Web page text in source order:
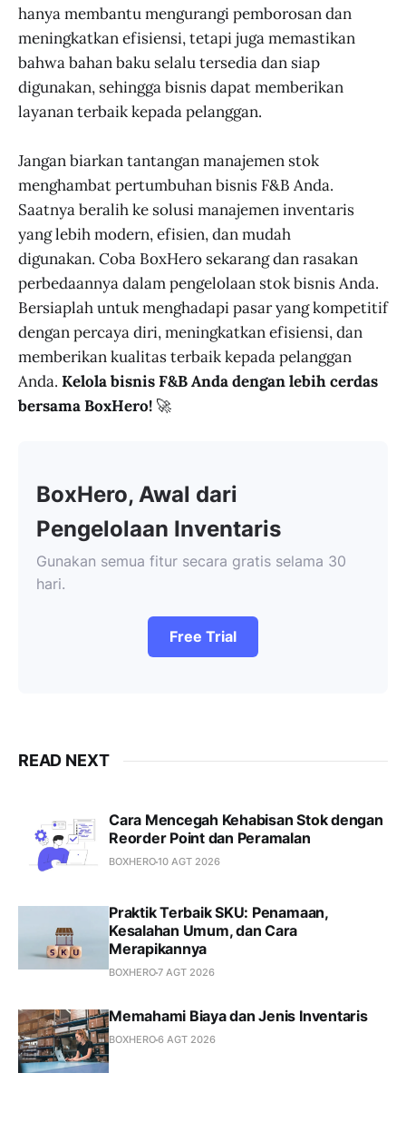
hanya membantu mengurangi pemborosan dan
meningkatkan efisiensi, tetapi juga memastikan
bahwa bahan baku selalu tersedia dan siap
digunakan, sehingga bisnis dapat memberikan
layanan terbaik kepada pelanggan.
Jangan biarkan tantangan manajemen stok
menghambat pertumbuhan bisnis F&B Anda.
Saatnya beralih ke solusi manajemen inventaris
yang lebih modern, efisien, dan mudah
digunakan. Coba BoxHero sekarang dan rasakan
perbedaannya dalam pengelolaan stok bisnis Anda.
Bersiaplah untuk menghadapi pasar yang kompetitif
dengan percaya diri, meningkatkan efisiensi, dan
memberikan kualitas terbaik kepada pelanggan
Anda. Kelola bisnis F&B Anda dengan lebih cerdas
bersama BoxHero! 🚀
BoxHero, Awal dari
Pengelolaan Inventaris
Gunakan semua fitur secara gratis selama 30
hari.
Free Trial
READ NEXT
Cara Mencegah Kehabisan Stok dengan
Reorder Point dan Peramalan
BOXHERO10 AGT 2026
Praktik Terbaik SKU: Penamaan,
Kesalahan Umum, dan Cara
Merapikannya
BOXHERO7 AGT 2026
Memahami Biaya dan Jenis Inventaris
BOXHERO6 AGT 2026